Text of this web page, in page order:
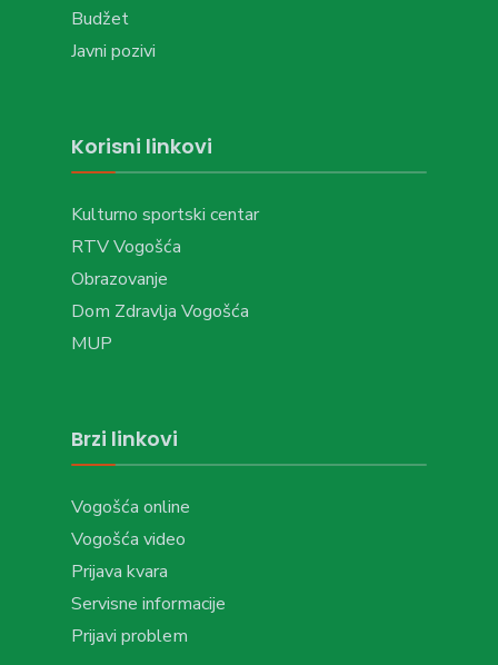
Budžet
Javni pozivi
Korisni linkovi
Kulturno sportski centar
RTV Vogošća
Obrazovanje
Dom Zdravlja Vogošća
MUP
Brzi linkovi
Vogošća online
Vogošća video
Prijava kvara
Servisne informacije
Prijavi problem